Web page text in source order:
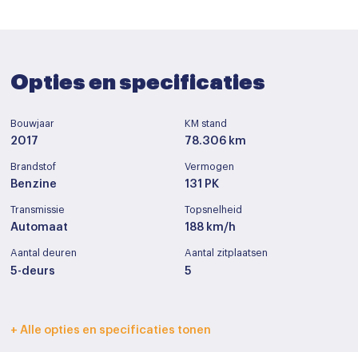
Opties en specificaties
Bouwjaar
2017
KM stand
78.306 km
Brandstof
Benzine
Vermogen
131 PK
Transmissie
Automaat
Topsnelheid
188 km/h
Aantal deuren
5-deurs
Aantal zitplaatsen
5
Interieurkleur
+ Alle opties en specificaties tonen